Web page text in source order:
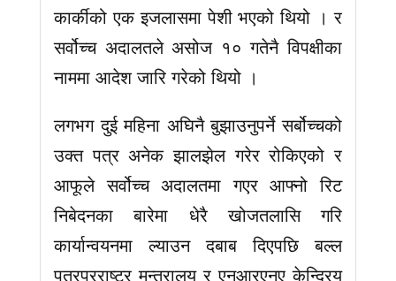
कार्कीको एक इजलासमा पेशी भएको थियो । र
सर्वोच्च अदालतले असोज १० गतेनै विपक्षीका
नाममा आदेश जारि गरेको थियो ।
लगभग दुई महिना अघिनै बुझाउनुपर्ने सर्बोच्चको
उक्त पत्र अनेक झालझेल गरेर रोकिएको र
आफूले सर्वोच्च अदालतमा गएर आफ्नो रिट
निबेदनका बारेमा धेरै खोजतलासि गरि
कार्यान्वयनमा ल्याउन दबाब दिएपछि बल्ल
पत्रपरराष्ट्र मन्त्रालय र एनआरएनए केन्द्रिय